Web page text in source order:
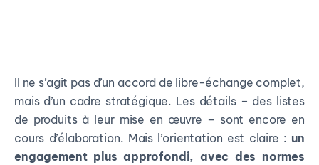
Il ne s’agit pas d’un accord de libre-échange complet,
mais d’un cadre stratégique. Les détails – des listes
de produits à leur mise en œuvre – sont encore en
cours d’élaboration. Mais l’orientation est claire : un
engagement plus approfondi, avec des normes